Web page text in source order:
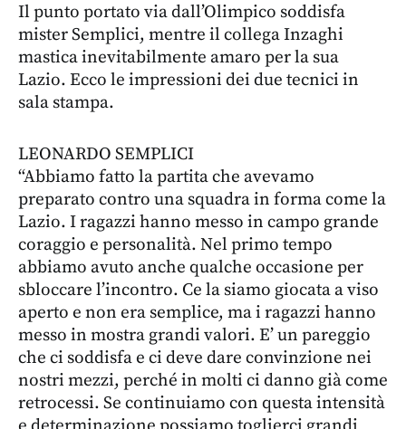
Il punto portato via dall’Olimpico soddisfa
mister Semplici, mentre il collega Inzaghi
mastica inevitabilmente amaro per la sua
Lazio. Ecco le impressioni dei due tecnici in
sala stampa.
LEONARDO SEMPLICI
“Abbiamo fatto la partita che avevamo
preparato contro una squadra in forma come la
Lazio. I ragazzi hanno messo in campo grande
coraggio e personalità. Nel primo tempo
abbiamo avuto anche qualche occasione per
sbloccare l’incontro. Ce la siamo giocata a viso
aperto e non era semplice, ma i ragazzi hanno
messo in mostra grandi valori. E’ un pareggio
che ci soddisfa e ci deve dare convinzione nei
nostri mezzi, perché in molti ci danno già come
retrocessi. Se continuiamo con questa intensità